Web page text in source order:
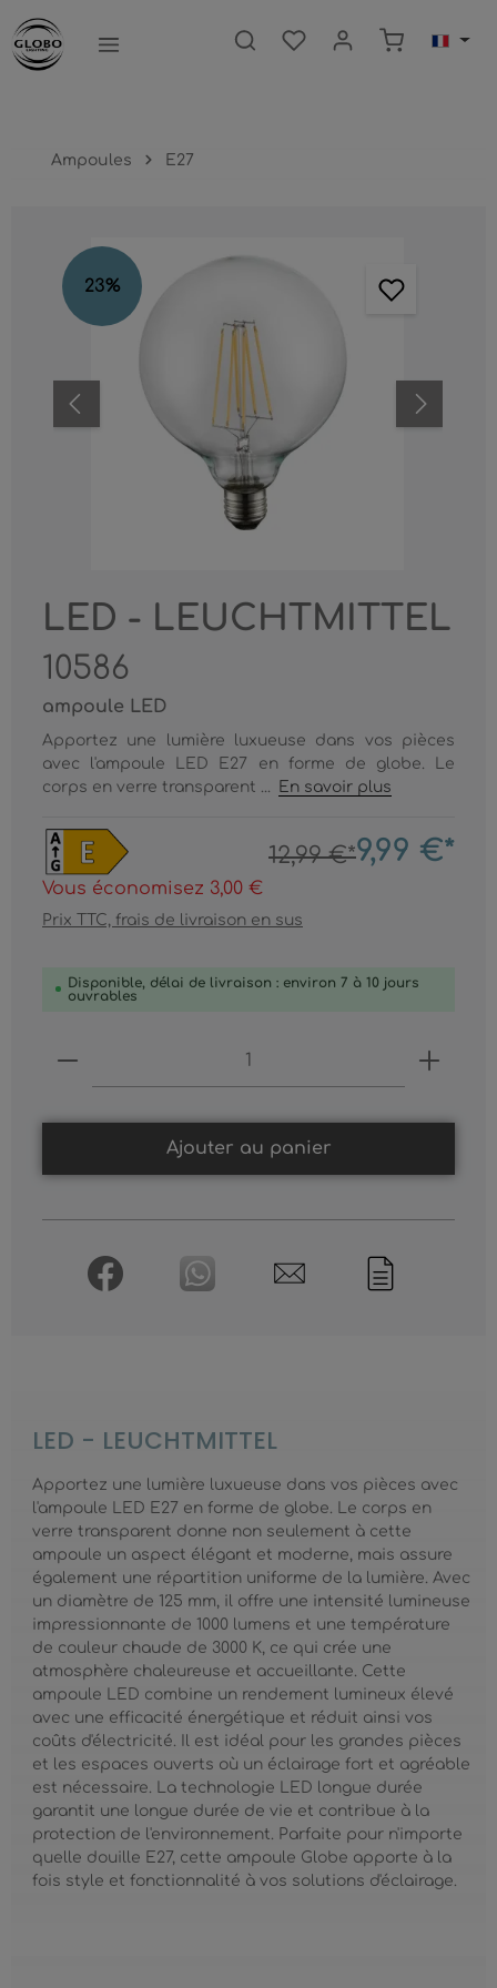
principal Le panier
Ampoules E27
Ignorer la galerie d'images
23%
LED - LEUCHTMITTEL
10586
ampoule LED
Apportez une lumière luxueuse dans vos pièces
avec l'ampoule LED E27 en forme de globe. Le
corps en verre transparent ...
En savoir plus
12,99 €*9,99 €*
Vous économisez 3,00 €
Prix TTC, frais de livraison en sus
Disponible, délai de livraison : environ 7 à 10 jours
ouvrables
Produkt Anzahl: Gib den
Ajouter au panier
LED - LEUCHTMITTEL
Apportez une lumière luxueuse dans vos pièces avec
l'ampoule LED E27 en forme de globe. Le corps en
verre transparent donne non seulement à cette
ampoule un aspect élégant et moderne, mais assure
également une répartition uniforme de la lumière. Avec
un diamètre de 125 mm, il offre une intensité lumineuse
impressionnante de 1000 lumens et une température
de couleur chaude de 3000 K, ce qui crée une
atmosphère chaleureuse et accueillante. Cette
ampoule LED combine un rendement lumineux élevé
avec une efficacité énergétique et réduit ainsi vos
coûts d'électricité. Il est idéal pour les grandes pièces
et les espaces ouverts où un éclairage fort et agréable
est nécessaire. La technologie LED longue durée
garantit une longue durée de vie et contribue à la
protection de l'environnement. Parfaite pour n'importe
quelle douille E27, cette ampoule Globe apporte à la
fois style et fonctionnalité à vos solutions d'éclairage.